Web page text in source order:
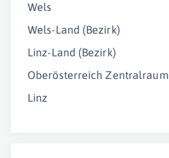
Wels
Wels-Land (Bezirk)
Linz-Land (Bezirk)
Oberösterreich Zentralraum
Linz